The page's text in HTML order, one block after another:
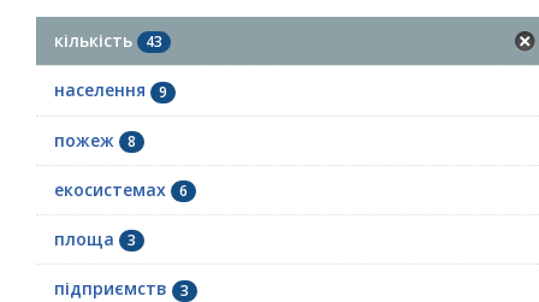
кількість 43
населення 9
пожеж 8
екосистемах 6
площа 3
підприємств 3